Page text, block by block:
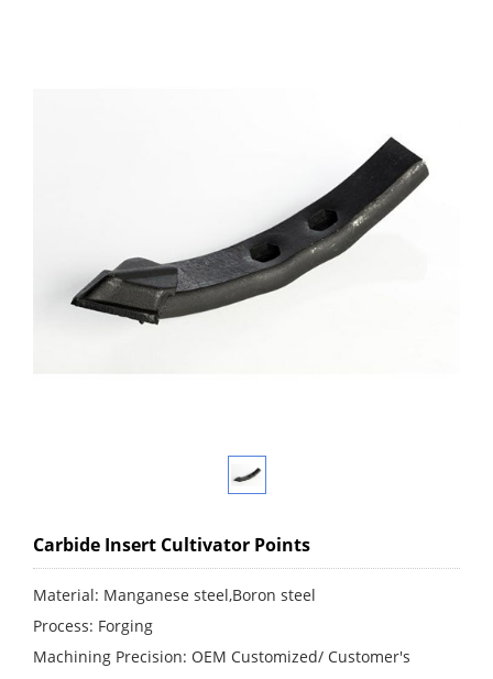
Carbide Insert Cultivator Points
Material: Manganese steel,Boron steel
Process: Forging
Machining Precision: OEM Customized/ Customer′s